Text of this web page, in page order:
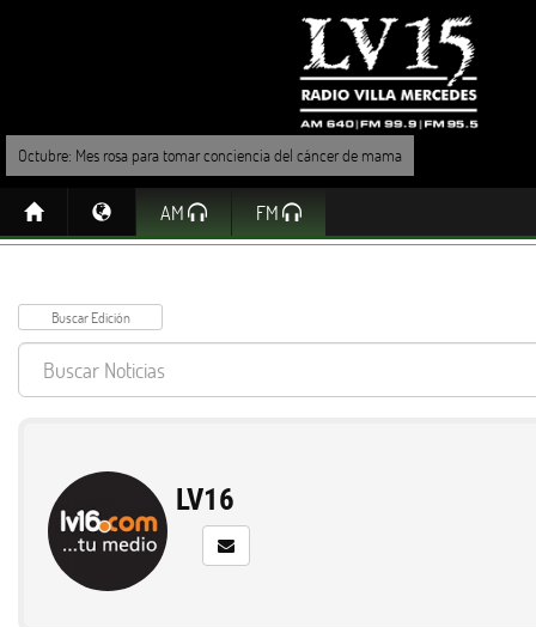
Octubre: Mes rosa para tomar conciencia del cáncer de mama
AM FM
LV16